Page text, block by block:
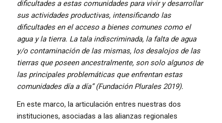
dificultades a estas comunidades para vivir y desarrollar
sus actividades productivas, intensificando las
dificultades en el acceso a bienes comunes como el
agua y la tierra. La tala indiscriminada, la falta de agua
y/o contaminación de las mismas, los desalojos de las
tierras que poseen ancestralmente, son solo algunos de
las principales problemáticas que enfrentan estas
comunidades día a día” (Fundación Plurales 2019).
En este marco, la articulación entres nuestras dos
instituciones, asociadas a las alianzas regionales